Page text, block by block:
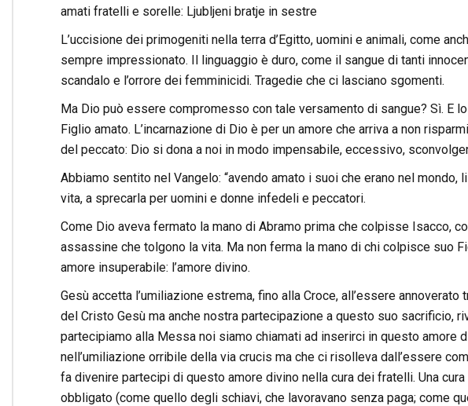
amati fratelli e sorelle: Ljubljeni bratje in sestre
L’uccisione dei primogeniti nella terra d’Egitto, uomini e animali, come
sempre impressionato. Il linguaggio è duro, come il sangue di tanti
scandalo e l’orrore dei femminicidi. Tragedie che ci lasciano sgomenti.
Ma Dio può essere compromesso con tale versamento di sangue? Sì. E
Figlio amato. L’incarnazione di Dio è per un amore che arriva a non
del peccato: Dio si dona a noi in modo impensabile, eccessivo,
Abbiamo sentito nel Vangelo: “avendo amato i suoi che erano nel mondo,
vita, a sprecarla per uomini e donne infedeli e peccatori.
Come Dio aveva fermato la mano di Abramo prima che colpisse Isacco,
assassine che tolgono la vita. Ma non ferma la mano di chi colpisce suo
amore insuperabile: l’amore divino.
Gesù accetta l’umiliazione estrema, fino alla Croce, all’essere
del Cristo Gesù ma anche nostra partecipazione a questo suo sacrificio,
partecipiamo alla Messa noi siamo chiamati ad inserirci in questo amore
nell’umiliazione orribile della via crucis ma che ci risolleva dall’essere
fa divenire partecipi di questo amore divino nella cura dei fratelli. Una
obbligato (come quello degli schiavi, che lavoravano senza paga; come